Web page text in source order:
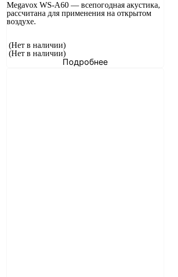
Megavox WS-A60 — всепогодная акустика,
рассчитана для применения на открытом
воздухе.
(Нет в наличии)
(Нет в наличии)
Подробнее